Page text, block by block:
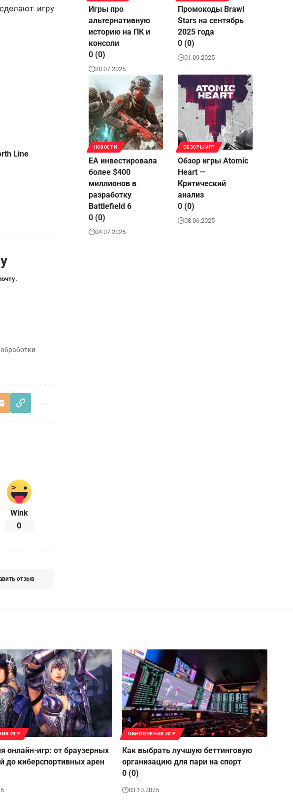
игру
Line
Wink
0
отзыв
Игры про
альтернативную
историю на ПК и
консоли
0 (0)
28.07.2025
Промокоды Brawl
Stars на сентябрь
2025 года
0 (0)
01.09.2025
НОВОСТИ
EA инвестировала
более $400
миллионов в
разработку
Battlefield 6
0 (0)
04.07.2025
ОБЗОРЫ ИГР
Обзор игры Atomic
Heart —
Критический
анализ
0 (0)
08.06.2025
ИГР
онлайн-игр: от браузерных
до киберспортивных арен
ОБНОВЛЕНИЯ ИГР
Как выбрать лучшую беттинговую
организацию для пари на спорт
0 (0)
03.10.2025